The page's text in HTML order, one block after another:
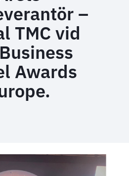
–
TMC vid
Awards